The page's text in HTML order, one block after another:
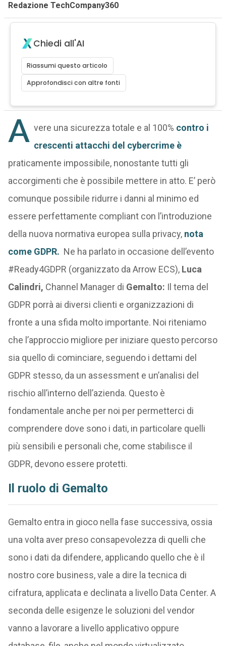
Redazione TechCompany360
Chiedi all'AI
Riassumi questo articolo
Approfondisci con altre fonti
A vere una sicurezza totale e al 100% contro i
crescenti attacchi del cybercrime è
praticamente impossibile, nonostante tutti gli
accorgimenti che è possibile mettere in atto. E’ però
comunque possibile ridurre i danni al minimo ed
essere perfettamente compliant con l’introduzione
della nuova normativa europea sulla privacy, nota
come GDPR. Ne ha parlato in occasione dell’evento
#Ready4GDPR (organizzato da Arrow ECS),Luca
Calindri, Channel Manager di Gemalto: Il tema del
GDPR porrà ai diversi clienti e organizzazioni di
fronte a una sfida molto importante. Noi riteniamo
che l’approccio migliore per iniziare questo percorso
sia quello di cominciare, seguendo i dettami del
GDPR stesso, da un assessment e un’analisi del
rischio all’interno dell’azienda. Questo è
fondamentale anche per noi per permetterci di
comprendere dove sono i dati, in particolare quelli
più sensibili e personali che, come stabilisce il
GDPR, devono essere protetti.
Il ruolo di Gemalto
Gemalto entra in gioco nella fase successiva, ossia
una volta aver preso consapevolezza di quelli che
sono i dati da difendere, applicando quello che è il
nostro core business, vale a dire la tecnica di
cifratura, applicata e declinata a livello Data Center. A
seconda delle esigenze le soluzioni del vendor
vanno a lavorare a livello applicativo oppure